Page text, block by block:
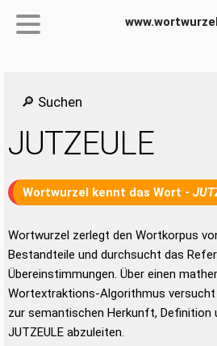
🔎 Suchen
JUTZEULE
Wortwurzel kennt das Wort -
Wortwurzel zerlegt den Wortkorpus
Bestandteile und durchsucht das
Übereinstimmungen. Über einen
Wortextraktions-Algorithmus
zur semantischen Herkunft, Definition
JUTZEULE abzuleiten.